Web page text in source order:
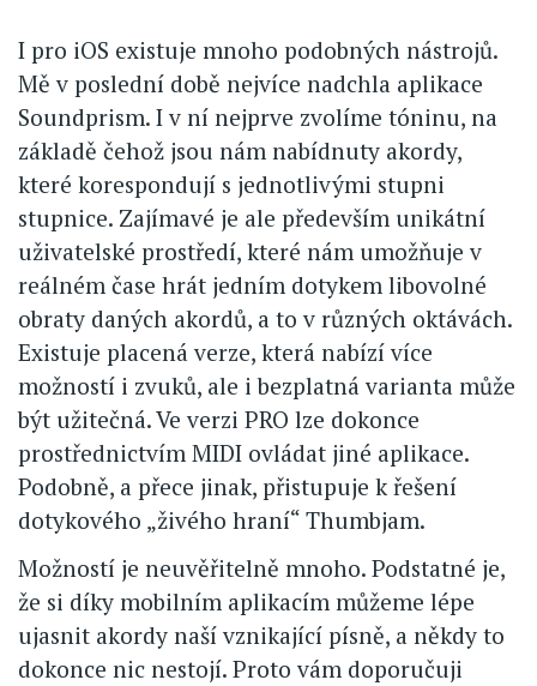
I pro iOS existuje mnoho podobných nástrojů.
Mě v poslední době nejvíce nadchla aplikace
Soundprism. I v ní nejprve zvolíme tóninu, na
základě čehož jsou nám nabídnuty akordy,
které korespondují s jednotlivými stupni
stupnice. Zajímavé je ale především unikátní
uživatelské prostředí, které nám umožňuje v
reálném čase hrát jedním dotykem libovolné
obraty daných akordů, a to v různých oktávách.
Existuje placená verze, která nabízí více
možností i zvuků, ale i bezplatná varianta může
být užitečná. Ve verzi PRO lze dokonce
prostřednictvím MIDI ovládat jiné aplikace.
Podobně, a přece jinak, přistupuje k řešení
dotykového „živého hraní“ Thumbjam.
Možností je neuvěřitelně mnoho. Podstatné je,
že si díky mobilním aplikacím můžeme lépe
ujasnit akordy naší vznikající písně, a někdy to
dokonce nic nestojí. Proto vám doporučuji